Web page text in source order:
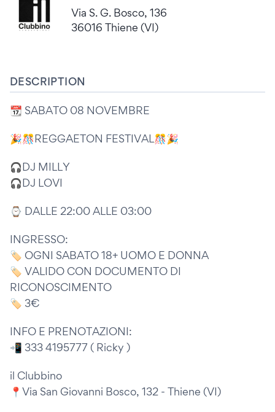
Via S. G. Bosco, 136
36016 Thiene (VI)
DESCRIPTION
📆 SABATO 08 NOVEMBRE
🎉🎊REGGAETON FESTIVAL🎊🎉
🎧DJ MILLY
🎧DJ LOVI
⌚️ DALLE 22:00 ALLE 03:00
INGRESSO:
🏷️ OGNI SABATO 18+ UOMO E DONNA
🏷️ VALIDO CON DOCUMENTO DI
RICONOSCIMENTO
🏷️ 3€
INFO E PRENOTAZIONI:
📲 333 4195777 ( Ricky )
il Clubbino
📍Via San Giovanni Bosco, 132 - Thiene (VI)